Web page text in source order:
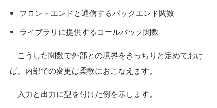
フロントエンドと通信するバックエンド関数
ライブラリに提供するコールバック関数
こうした関数で外部との境界をきっちりと定めておけ
ば、内部での変更は柔軟におこなえます。
入力と出力に型を付けた例を示します。